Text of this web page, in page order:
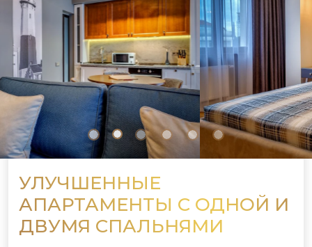
УЛУЧШЕННЫЕ
АПАРТАМЕНТЫ С ОДНОЙ И
ДВУМЯ СПАЛЬНЯМИ